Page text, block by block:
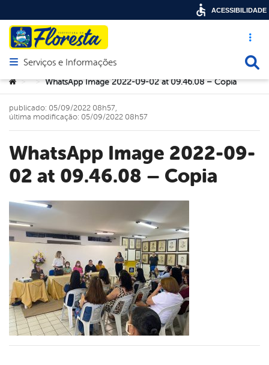
Acesso
Abrir menu principal de navegação
Serviços e Informações
Você está aqui:
> > WhatsApp Image 2022-09-02 at 09.46.08 – Copia
WhatsApp Image 2022-09-
02 at 09.46.08 – Copia
publicado: 05/09/2022 08h57,
última modificação: 05/09/2022 08h57
ACESSIBILIDADE